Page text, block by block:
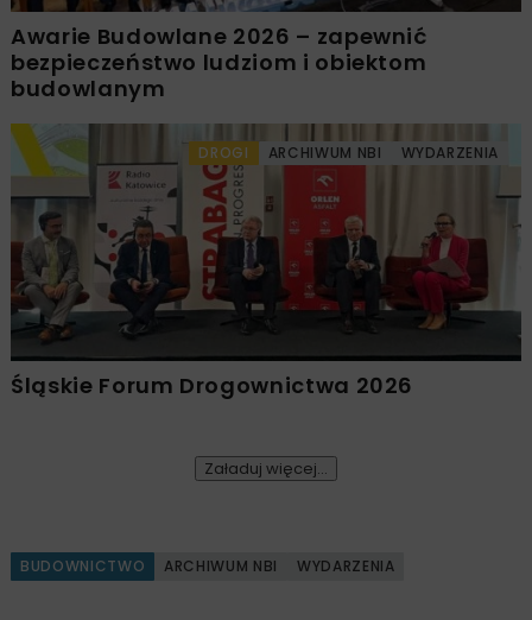
Awarie Budowlane 2026 – zapewnić
bezpieczeństwo ludziom i obiektom
budowlanym
DROGI ARCHIWUM NBI WYDARZENIA
Śląskie Forum Drogownictwa 2026
Załaduj więcej...
BUDOWNICTWO ARCHIWUM NBI WYDARZENIA